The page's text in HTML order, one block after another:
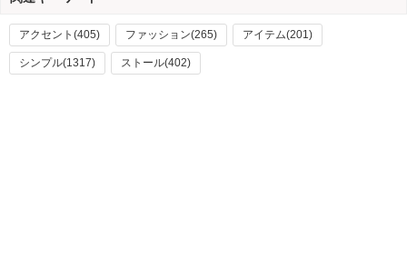
アクセント(405) ファッション(265) アイテム(201)
シンプル(1317) ストール(402)